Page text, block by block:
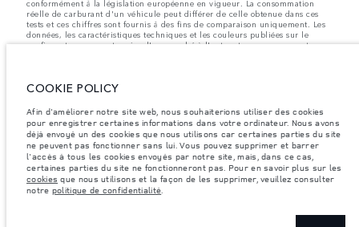
conformément å la législation européenne en vigueur. La consommation
réelle de carburant d'un véhicule peut différer de celle obtenue dans ces
tests et ces chiffres sont fournis å des fins de comparaison uniquement. Les
données, les caractéristiques techniques et les couleurs publiées sur le
configurateur peuvent varier d'un marché à l'autre et ne comprennent pas
Les poids indiqués correspondent à des spécifications de véhicule standard.
affecteront la charge utile. Assurez-vous que le poids total en charge du
véhicule, les charges maximales par essieu et la charge utile ne sont pas
dépassés lorsque vous chargez des accessoires, des occupants, des liquides
et des carburants.
Remarque importante sur les images et les spécifications. La pénurie
mondiale de semi-conducteurs affecte actuellement les spécifications de
construction des véhicules, la disponibilité des options et les délais de
construction. Cette situation s’avère très fluctuante, et par conséquent, les
COOKIE POLICY
Afin d'améliorer notre site web, nous souhaiterions utiliser des cookies
pour enregistrer certaines informations dans votre ordinateur. Nous avons
déjà envoyé un des cookies que nous utilisons car certaines parties du site
ne peuvent pas fonctionner sans lui. Vous pouvez supprimer et barrer
l'accès à tous les cookies envoyés par notre site, mais, dans ce cas,
certaines parties du site ne fonctionneront pas. Pour en savoir plus sur les
cookies que nous utilisons et la façon de les supprimer, veuillez consulter
notre politique de confidentialité.